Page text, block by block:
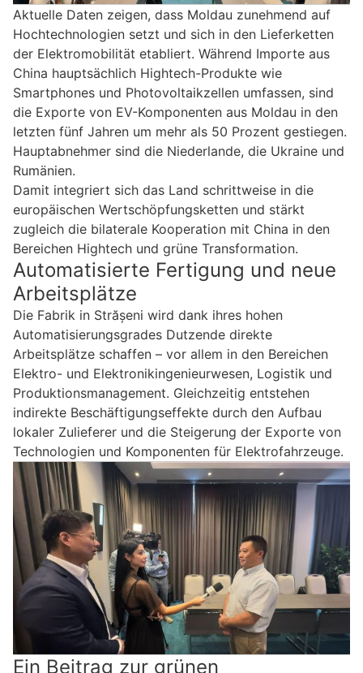
Aktuelle Daten zeigen, dass Moldau zunehmend auf
Hochtechnologien setzt und sich in den Lieferketten
der Elektromobilität etabliert. Während Importe aus
China hauptsächlich Hightech-Produkte wie
Smartphones und Photovoltaikzellen umfassen, sind
die Exporte von EV-Komponenten aus Moldau in den
letzten fünf Jahren um mehr als 50 Prozent gestiegen.
Hauptabnehmer sind die Niederlande, die Ukraine und
Rumänien.
Damit integriert sich das Land schrittweise in die
europäischen Wertschöpfungsketten und stärkt
zugleich die bilaterale Kooperation mit China in den
Bereichen Hightech und grüne Transformation.
Automatisierte Fertigung und neue
Arbeitsplätze
Die Fabrik in Strășeni wird dank ihres hohen
Automatisierungsgrades Dutzende direkte
Arbeitsplätze schaffen – vor allem in den Bereichen
Elektro- und Elektronikingenieurwesen, Logistik und
Produktionsmanagement. Gleichzeitig entstehen
indirekte Beschäftigungseffekte durch den Aufbau
lokaler Zulieferer und die Steigerung der Exporte von
Technologien und Komponenten für Elektrofahrzeuge.
Ein Beitrag zur grünen